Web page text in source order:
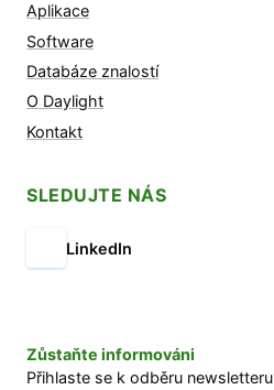
Aplikace
Software
Databáze znalostí
O Daylight
Kontakt
SLEDUJTE NÁS
LinkedIn
Zůstaňte informováni
Přihlaste se k odběru newsletteru